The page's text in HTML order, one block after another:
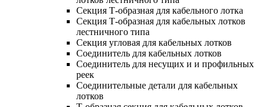
Секция Т-образная для кабельного лотка
Секция Т-образная для кабельных лотков
лестничного типа
Секция угловая для кабельных лотков
Соединитель для кабельных лотков
Соединитель для несущих и и профильных
реек
Соединительные детали для кабельных
лотков